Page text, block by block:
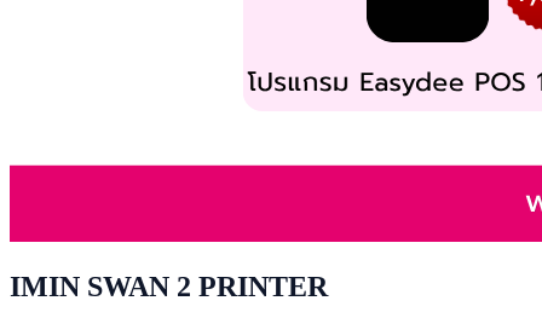
IMIN SWAN 2 PRINTER